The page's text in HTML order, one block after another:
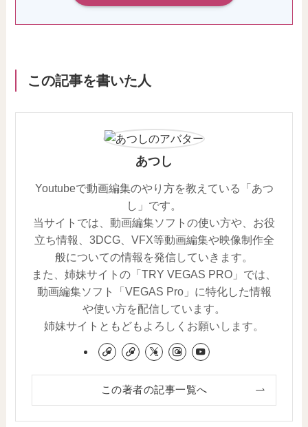
この記事を書いた人
あつし
Youtubeで動画編集のやり方を教えている「あつ
し」です。
当サイトでは、動画編集ソフトの使い方や、お役
立ち情報、3DCG、VFX等動画編集や映像制作全
般についての情報を発信していきます。
また、姉妹サイトの「TRY VEGAS PRO」では、
動画編集ソフト「VEGAS Pro」に特化した情報
や使い方を配信しています。
姉妹サイトともどもよろしくお願いします。
この著者の記事一覧へ